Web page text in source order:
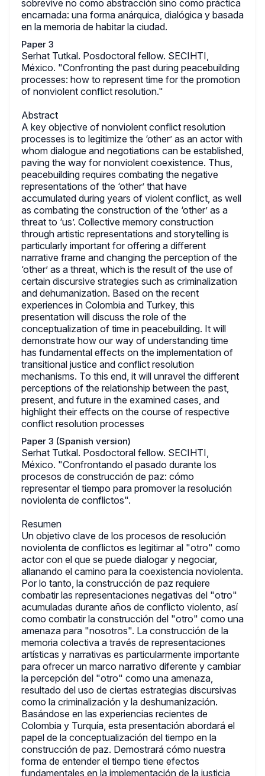
sobrevive no como abstracción sino como práctica
encarnada: una forma anárquica, dialógica y basada
en la memoria de habitar la ciudad.
Paper 3
Serhat Tutkal. Posdoctoral fellow. SECIHTI,
México. "Confronting the past during peacebuilding
processes: how to represent time for the promotion
of nonviolent conflict resolution."
Abstract
A key objective of nonviolent conflict resolution
processes is to legitimize the ‘other’ as an actor with
whom dialogue and negotiations can be established,
paving the way for nonviolent coexistence. Thus,
peacebuilding requires combating the negative
representations of the ‘other’ that have
accumulated during years of violent conflict, as well
as combating the construction of the ‘other’ as a
threat to ‘us’. Collective memory construction
through artistic representations and storytelling is
particularly important for offering a different
narrative frame and changing the perception of the
‘other’ as a threat, which is the result of the use of
certain discursive strategies such as criminalization
and dehumanization. Based on the recent
experiences in Colombia and Turkey, this
presentation will discuss the role of the
conceptualization of time in peacebuilding. It will
demonstrate how our way of understanding time
has fundamental effects on the implementation of
transitional justice and conflict resolution
mechanisms. To this end, it will unravel the different
perceptions of the relationship between the past,
present, and future in the examined cases, and
highlight their effects on the course of respective
conflict resolution processes
Paper 3 (Spanish version)
Serhat Tutkal. Posdoctoral fellow. SECIHTI,
México. "Confrontando el pasado durante los
procesos de construcción de paz: cómo
representar el tiempo para promover la resolución
noviolenta de conflictos".
Resumen
Un objetivo clave de los procesos de resolución
noviolenta de conflictos es legitimar al "otro" como
actor con el que se puede dialogar y negociar,
allanando el camino para la coexistencia noviolenta.
Por lo tanto, la construcción de paz requiere
combatir las representaciones negativas del "otro"
acumuladas durante años de conflicto violento, así
como combatir la construcción del "otro" como una
amenaza para "nosotros". La construcción de la
memoria colectiva a través de representaciones
artísticas y narrativas es particularmente importante
para ofrecer un marco narrativo diferente y cambiar
la percepción del "otro" como una amenaza,
resultado del uso de ciertas estrategias discursivas
como la criminalización y la deshumanización.
Basándose en las experiencias recientes de
Colombia y Turquía, esta presentación abordará el
papel de la conceptualización del tiempo en la
construcción de paz. Demostrará cómo nuestra
forma de entender el tiempo tiene efectos
fundamentales en la implementación de la justicia